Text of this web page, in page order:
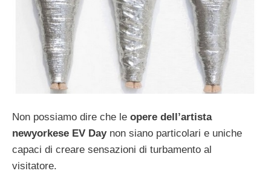
Non possiamo dire che le opere dell’artista
newyorkese EV Daynon siano particolari e uniche
capaci di creare sensazioni di turbamento al
visitatore.